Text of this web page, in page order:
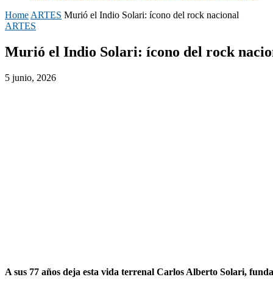
Home ARTES Murió el Indio Solari: ícono del rock nacional
ARTES
Murió el Indio Solari: ícono del rock
5 junio, 2026
A sus 77 años deja esta vida terrenal Carlos Alberto Solari,